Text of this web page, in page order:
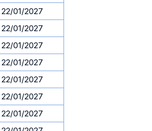
22/01/2027
22/01/2027
22/01/2027
22/01/2027
22/01/2027
22/01/2027
22/01/2027